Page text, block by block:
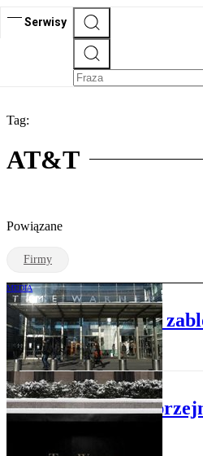
Serwisy
Tag:
AT&T
Powiązane
Firmy
MEDIA
Amerykański rząd
AT&T